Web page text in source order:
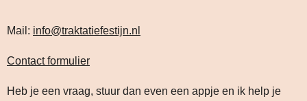
Mail: info@traktatiefestijn.nl
Contact formulier
Heb je een vraag, stuur dan even een appje en ik help je